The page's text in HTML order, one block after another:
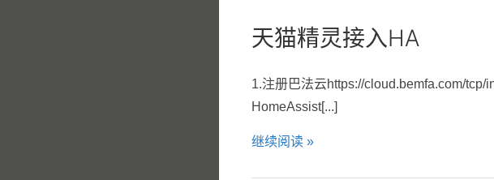
天猫精灵接入HA
1.注册巴法云https://cloud.bemfa.com/
HomeAssist[...]
继续阅读 »